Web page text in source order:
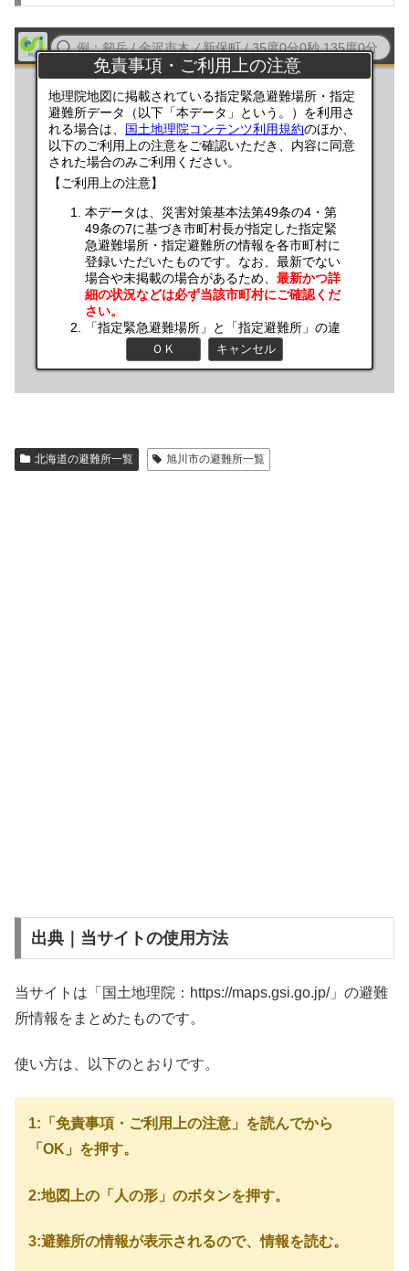
北海道の避難所一覧 旭川市の避難所一覧
出典｜当サイトの使用方法
当サイトは「国土地理院：https://maps.gsi.go.jp/」の避難
所情報をまとめたものです。
使い方は、以下のとおりです。
1:「免責事項・ご利用上の注意」を読んでから
「OK」を押す。
2:地図上の「人の形」のボタンを押す。
3:避難所の情報が表示されるので、情報を読む。